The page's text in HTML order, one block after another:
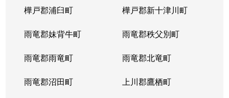
樺戸郡浦臼町 樺戸郡新十津川町
雨竜郡妹背牛町 雨竜郡秩父別町
雨竜郡雨竜町 雨竜郡北竜町
雨竜郡沼田町 上川郡鷹栖町